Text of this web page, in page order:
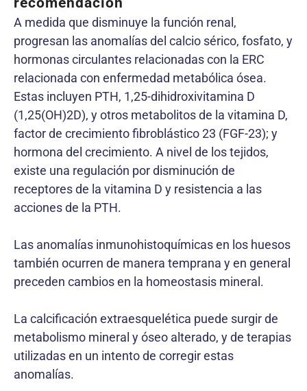
A medida que disminuye la función renal,
progresan las anomalías del calcio sérico, fosfato, y
hormonas circulantes relacionadas con la ERC
relacionada con enfermedad metabólica ósea.
Estas incluyen PTH, 1,25-dihidroxivitamina D
(1,25(OH)2D), y otros metabolitos de la vitamina D,
factor de crecimiento fibroblástico 23 (FGF-23); y
hormona del crecimiento. A nivel de los tejidos,
existe una regulación por disminución de
receptores de la vitamina D y resistencia a las
acciones de la PTH.
Las anomalías inmunohistoquímicas en los huesos
también ocurren de manera temprana y en general
preceden cambios en la homeostasis mineral.
La calcificación extraesquelética puede surgir de
metabolismo mineral y óseo alterado, y de terapias
utilizadas en un intento de corregir estas
anomalías.